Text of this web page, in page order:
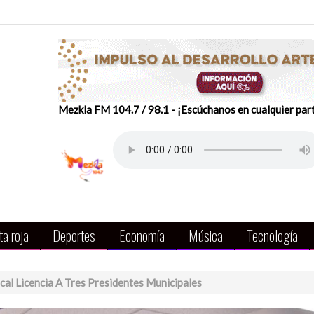
Mezkla FM 104.7 / 98.1 - ¡Escúchanos en cualquier
roja Deportes Economía Música Tecnología
Licencia A Tres Presidentes Municipales